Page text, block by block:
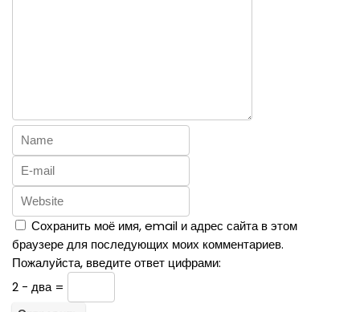
Сохранить моё имя, email и адрес сайта в этом
браузере для последующих моих комментариев.
Пожалуйста, введите ответ цифрами:
2 − два =